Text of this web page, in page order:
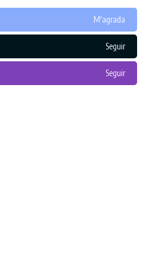
M'agrada
Seguir
Seguir